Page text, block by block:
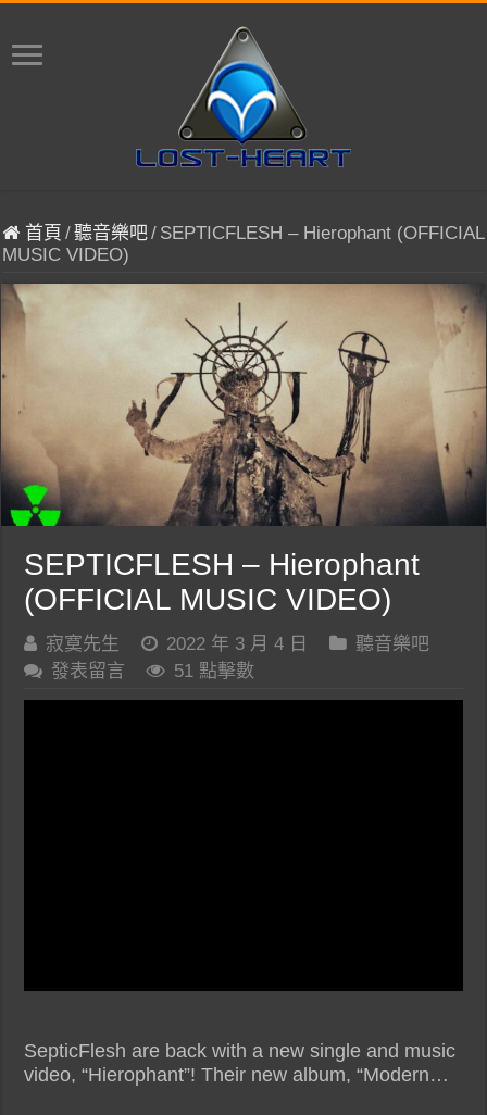
首頁 /聽音樂吧/ SEPTICFLESH – Hierophant (OFFICIAL
MUSIC VIDEO)
SEPTICFLESH – Hierophant
(OFFICIAL MUSIC VIDEO)
寂寞先生 2022 年 3 月 4 日
聽音樂吧
發表留言
51 點擊數
SepticFlesh are back with a new single and music
video, “Hierophant”! Their new album, “Modern…